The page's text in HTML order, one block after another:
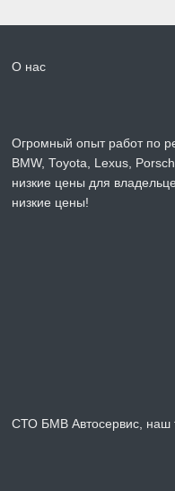
О нас
Огромный опыт работ по
BMW, Toyota, Lexus,
низкие цены для
низкие цены!
СТО БМВ Автосервис, наш